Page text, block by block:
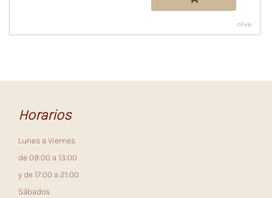
c/iva
Horarios
Lunes a Viernes
de 09:00 a 13:00
y de 17:00 a 21:00
Sábados